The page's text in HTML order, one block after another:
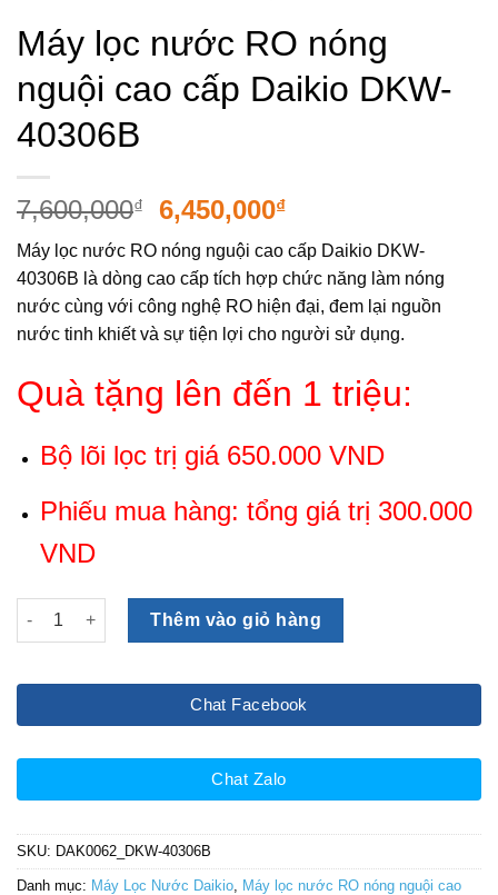
Máy lọc nước RO nóng
nguội cao cấp Daikio DKW-
40306B
7,600,000₫
Giá
gốc
là:
7,600,000₫.
6,450,000₫Giá
hiện
tại
là:
6,450,000₫.
Máy lọc nước RO nóng nguội cao cấp Daikio DKW-
40306B là dòng cao cấp tích hợp chức năng làm nóng
nước cùng với công nghệ RO hiện đại, đem lại nguồn
nước tinh khiết và sự tiện lợi cho người sử dụng.
Quà tặng lên đến 1 triệu:
Bộ lõi lọc trị giá 650.000 VND
Phiếu mua hàng: tổng giá trị 300.000
VND
Máy lọc nước RO nóng nguội cao cấp Daikio DKW-40306B số
Thêm vào giỏ hàng
Chat Facebook
Chat Zalo
SKU: DAK0062_DKW-40306B
Danh mục: Máy Lọc Nước Daikio Máy lọc nước RO nóng nguội cao